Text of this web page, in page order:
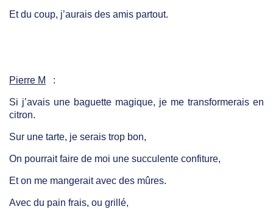
Et du coup, j’aurais des amis partout.
Pierre M :
Si j’avais une baguette magique, je me transformerais en
citron.
Sur une tarte, je serais trop bon,
On pourrait faire de moi une succulente confiture,
Et on me mangerait avec des mûres.
Avec du pain frais, ou grillé,